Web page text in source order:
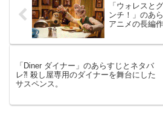
「ウォレスと
ンチ！」のあ
アニメの長編作
「Diner ダイナー」のあらすじとネタバ
レ⁈ 殺し屋専用のダイナーを舞台にした
サスペンス。